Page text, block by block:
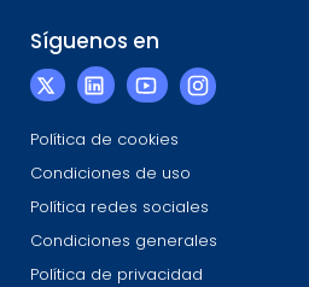
Síguenos en
Política de cookies
Condiciones de uso
Política redes sociales
Condiciones generales
Política de privacidad